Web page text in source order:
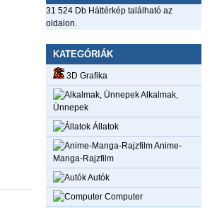
31 524 Db Háttérkép található az
oldalon.
KATEGÓRIÁK
3D Grafika
Alkalmak,
Ünnepek
Állatok
Anime-
Manga-Rajzfilm
Autók
Computer